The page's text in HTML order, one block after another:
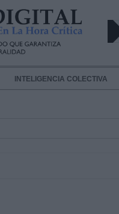
INTELIGENCIA COLECTIVA